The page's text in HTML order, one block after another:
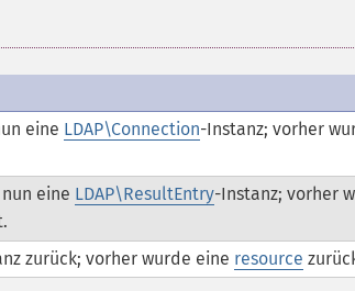
eine LDAP\Connection-Instanz; vorher
eine LDAP\ResultEntry-Instanz; vorher
zurück; vorher wurde eine resource